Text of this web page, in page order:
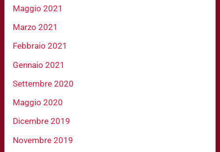
Maggio 2021
Marzo 2021
Febbraio 2021
Gennaio 2021
Settembre 2020
Maggio 2020
Dicembre 2019
Novembre 2019